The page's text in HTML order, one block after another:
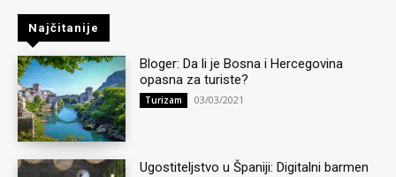
Najčitanije
Bloger: Da li je Bosna i Hercegovina
opasna za turiste?
Turizam 03/03/2021
Ugostiteljstvo u Španiji: Digitalni barmen